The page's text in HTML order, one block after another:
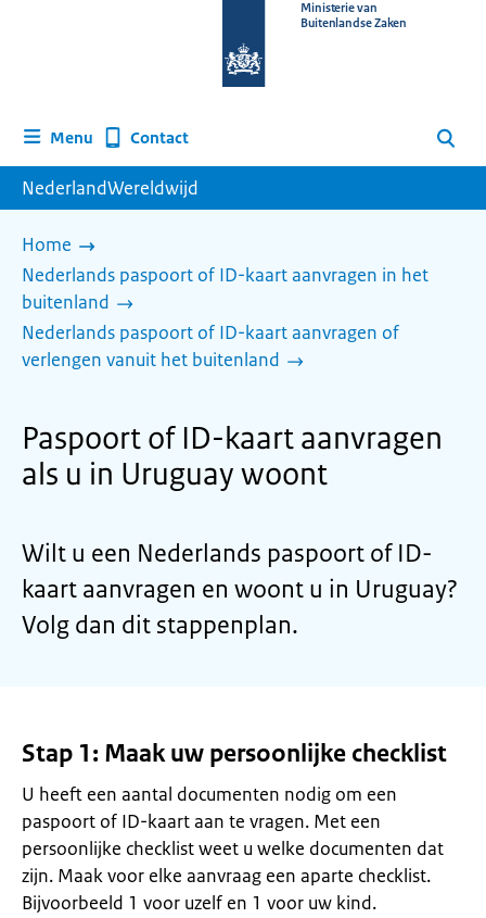
homepage
Ministerie van
Buitenlandse Zaken
Menu Contact Zoeken
NederlandWereldwijd
Home
Nederlands paspoort of ID-kaart aanvragen in het
buitenland
Nederlands paspoort of ID-kaart aanvragen of
verlengen vanuit het buitenland
Paspoort of ID-kaart aanvragen
als u in Uruguay woont
Wilt u een Nederlands paspoort of ID-
kaart aanvragen en woont u in Uruguay?
Volg dan dit stappenplan.
Stap 1: Maak uw persoonlijke checklist
U heeft een aantal documenten nodig om een
paspoort of ID-kaart aan te vragen. Met een
persoonlijke checklist weet u welke documenten dat
zijn. Maak voor elke aanvraag een aparte checklist.
Bijvoorbeeld 1 voor uzelf en 1 voor uw kind.